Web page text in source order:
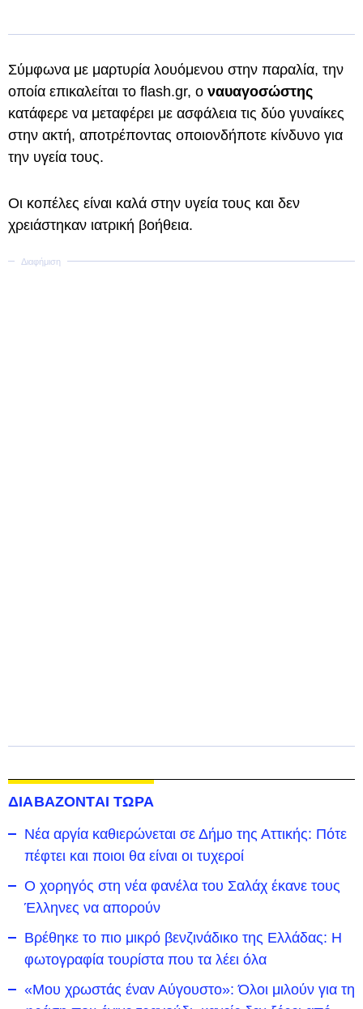
Σύμφωνα με μαρτυρία λουόμενου στην παραλία, την
οποία επικαλείται το flash.gr, ο ναυαγοσώστης
κατάφερε να μεταφέρει με ασφάλεια τις δύο γυναίκες
στην ακτή, αποτρέποντας οποιονδήποτε κίνδυνο για
την υγεία τους.
Οι κοπέλες είναι καλά στην υγεία τους και δεν
χρειάστηκαν ιατρική βοήθεια.
ΔΙΑΒΑΖΟΝΤΑΙ ΤΩΡΑ
Νέα αργία καθιερώνεται σε Δήμο της Αττικής: Πότε
πέφτει και ποιοι θα είναι οι τυχεροί
Ο χορηγός στη νέα φανέλα του Σαλάχ έκανε τους
Έλληνες να απορούν
Βρέθηκε το πιο μικρό βενζινάδικο της Ελλάδας: Η
φωτογραφία τουρίστα που τα λέει όλα
«Μου χρωστάς έναν Αύγουστο»: Όλοι μιλούν για τη